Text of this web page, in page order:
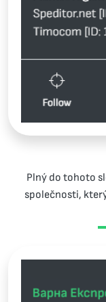
Plný do tohoto
společnosti,